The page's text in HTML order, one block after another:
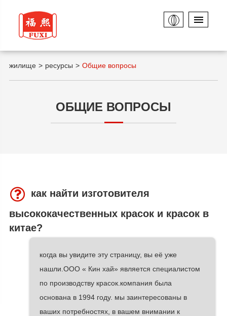
жилище ресурсы Общие вопросы
ОБЩИЕ ВОПРОСЫ
как найти изготовителя
высококачественных красок и красок в
китае?
когда вы увидите эту страницу, вы её уже
нашли.ООО « Кин хай» является специалистом
по производству красок.компания была
основана в 1994 году. мы заинтересованы в
ваших потребностях, в вашем внимании к